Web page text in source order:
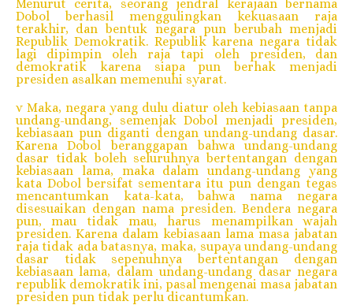
Menurut cerita, seorang jendral kerajaan bernama
Dobol berhasil menggulingkan kekuasaan raja
terakhir, dan bentuk negara pun berubah menjadi
Republik Demokratik. Republik karena negara tidak
lagi dipimpin oleh raja tapi oleh presiden, dan
demokratik karena siapa pun berhak menjadi
presiden asalkan memenuhi syarat.
v Maka, negara yang dulu diatur oleh kebiasaan tanpa
undang-undang, semenjak Dobol menjadi presiden,
kebiasaan pun diganti dengan undang-undang dasar.
Karena Dobol beranggapan bahwa undang-undang
dasar tidak boleh seluruhnya bertentangan dengan
kebiasaan lama, maka dalam undang-undang yang
kata Dobol bersifat sementara itu pun dengan tegas
mencantumkan kata-kata, bahwa nama negara
disesuaikan dengan nama presiden. Bendera negara
pun, mau tidak mau, harus menampilkan wajah
presiden. Karena dalam kebiasaan lama masa jabatan
raja tidak ada batasnya, maka, supaya undang-undang
dasar tidak sepenuhnya bertentangan dengan
kebiasaan lama, dalam undang-undang dasar negara
republik demokratik ini, pasal mengenai masa jabatan
presiden pun tidak perlu dicantumkan.